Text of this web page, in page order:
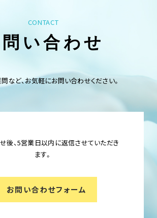
CONTACT
い合わせ
問など、お気軽にお問い合わせください。
後、5営業日以内に返信させていただき
ます。
お問い合わせフォーム